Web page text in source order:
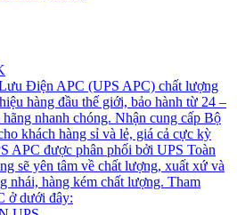
Điện APC (UPS APC) chất lượng
hàng đầu thế giới, bảo hành từ 24 –
nhanh chóng. Nhận cung cấp Bộ
khách hàng sỉ và lẻ, giá cả cực kỳ
APC được phân phối bởi UPS Toàn
sẽ yên tâm về chất lượng, xuất xứ và
nhái, hàng kém chất lượng. Tham
ở dưới đây: